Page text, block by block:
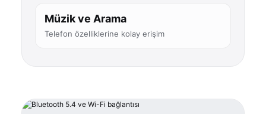
Müzik ve Arama
Telefon özelliklerine kolay erişim